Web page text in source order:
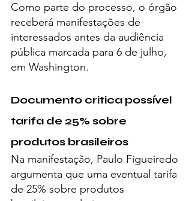
Como parte do processo, o órgão
receberá manifestações de
interessados antes da audiência
pública marcada para 6 de julho,
em Washington.
Documento critica possível
tarifa de 25% sobre
produtos brasileiros
Na manifestação, Paulo Figueiredo
argumenta que uma eventual tarifa
de 25% sobre produtos